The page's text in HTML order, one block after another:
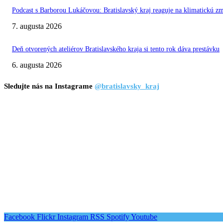
Podcast s Barborou Lukáčovou: Bratislavský kraj reaguje na klimatickú
7. augusta 2026
Deň otvorených ateliérov Bratislavského kraja si tento rok dáva prestávku
6. augusta 2026
Sledujte nás na Instagrame @bratislavsky_kraj
Facebook Flickr Instagram RSS SpotifyYoutube